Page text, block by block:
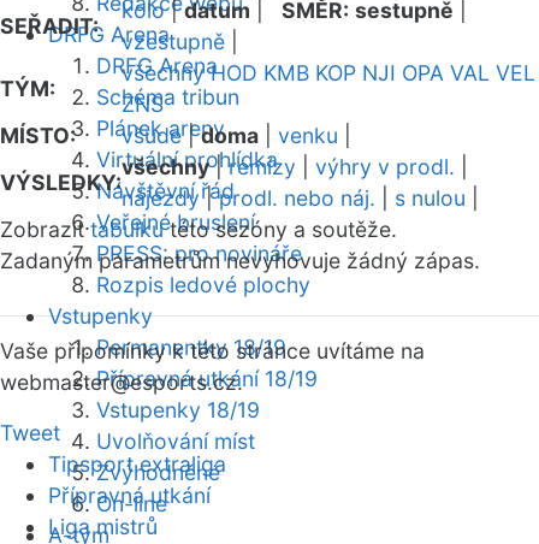
DRFG Arena
DRFG Arena
Schéma tribun
Plánek areny
Virtuální prohlídka
Návštěvní řád
Veřejné bruslení
PRESS: pro novináře
Rozpis ledové plochy
Vstupenky
Permanentky 18/19
Přípravná utkání 18/19
Vstupenky 18/19
Uvolňování míst
Zvýhodněné
On-line
A-tým
SEŘADIT:
kolo|datum SMĚR: sestupně
vzestupně
TÝM:
všechny HOD KMB KOP NJI OPA VAL VEL
ZNS
MÍSTO:
všude|doma venku
VÝSLEDKY:
všechny|remízy výhry v prodl.
nájezdy|prodl. nebo náj. s nulou
Zobrazittabulkutéto sezóny a soutěže.
Zadaným parametrům nevyhovuje žádný zápas.
Vaše připomínky k této stránce uvítáme na
webmaster@esports.cz.
Tweet
Tipsport extraliga
Přípravná utkání
Liga mistrů